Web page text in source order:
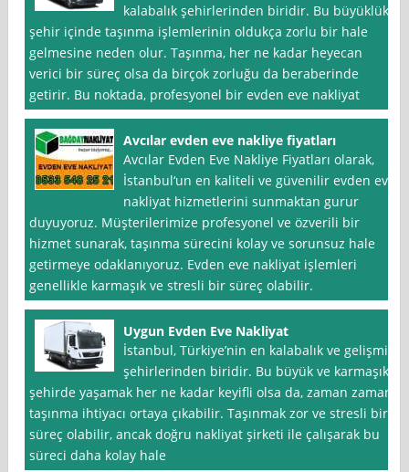
kalabalık şehirlerinden biridir. Bu büyüklük,
şehir içinde taşınma işlemlerinin oldukça zorlu bir hale
gelmesine neden olur. Taşınma, her ne kadar heyecan
verici bir süreç olsa da birçok zorluğu da beraberinde
getirir. Bu noktada, profesyonel bir evden eve nakliyat
Avcılar evden eve nakliye fiyatları
Avcılar Evden Eve Nakliye Fiyatları olarak,
İstanbul‘un en kaliteli ve güvenilir evden eve
nakliyat hizmetlerini sunmaktan gurur
duyuyoruz. Müşterilerimize profesyonel ve özverili bir
hizmet sunarak, taşınma sürecini kolay ve sorunsuz hale
getirmeye odaklanıyoruz. Evden eve nakliyat işlemleri
genellikle karmaşık ve stresli bir süreç olabilir.
Uygun Evden Eve Nakliyat
İstanbul, Türkiye’nin en kalabalık ve gelişmiş
şehirlerinden biridir. Bu büyük ve karmaşık
şehirde yaşamak her ne kadar keyifli olsa da, zaman zaman
taşınma ihtiyacı ortaya çıkabilir. Taşınmak zor ve stresli bir
süreç olabilir, ancak doğru nakliyat şirketi ile çalışarak bu
süreci daha kolay hale